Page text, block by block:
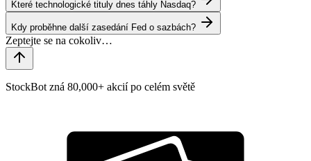
Které technologické tituly dnes táhly Nasdaq?
Kdy proběhne další zasedání Fed o sazbách?
StockBot zná 80,000+ akcií po celém světě